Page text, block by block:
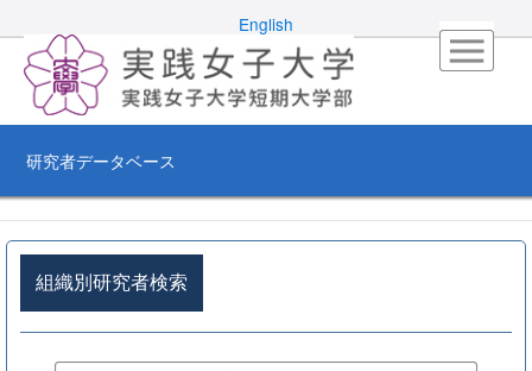
English
研究者データベース
組織別研究者検索